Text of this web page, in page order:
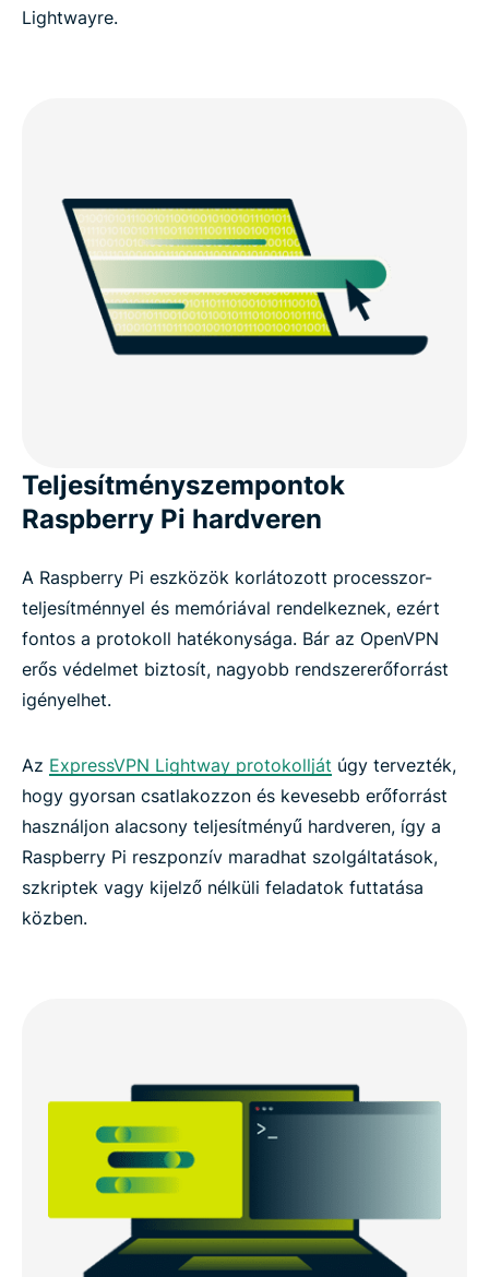
Lightwayre.
Teljesítményszempontok
Raspberry Pi hardveren
A Raspberry Pi eszközök korlátozott processzor-
teljesítménnyel és memóriával rendelkeznek, ezért
fontos a protokoll hatékonysága. Bár az OpenVPN
erős védelmet biztosít, nagyobb rendszererőforrást
igényelhet.
Az ExpressVPN Lightway protokollját úgy tervezték,
hogy gyorsan csatlakozzon és kevesebb erőforrást
használjon alacsony teljesítményű hardveren, így a
Raspberry Pi reszponzív maradhat szolgáltatások,
szkriptek vagy kijelző nélküli feladatok futtatása
közben.